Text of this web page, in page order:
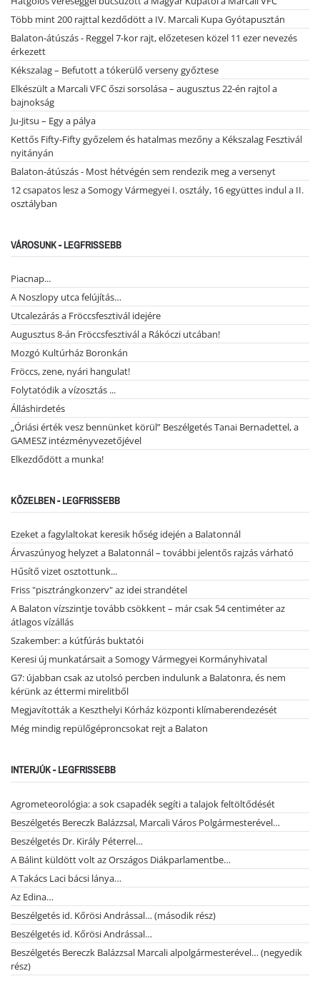
Több mint 200 rajttal kezdődött a IV. Marcali Kupa Gyótapusztán
Balaton-átúszás - Reggel 7-kor rajt, előzetesen közel 11 ezer nevezés
érkezett
Kékszalag – Befutott a tókerülő verseny győztese
Elkészült a Marcali VFC őszi sorsolása – augusztus 22-én rajtol a
bajnokság
Ju-Jitsu – Egy a pálya
Kettős Fifty-Fifty győzelem és hatalmas mezőny a Kékszalag Fesztivál
nyitányán
Balaton-átúszás - Most hétvégén sem rendezik meg a versenyt
12 csapatos lesz a Somogy Vármegyei I. osztály, 16 együttes indul a II.
osztályban
VÁROSUNK - LEGFRISSEBB
Piacnap...
A Noszlopy utca felújítás…
Utcalezárás a Fröccsfesztivál idejére
Augusztus 8-án Fröccsfesztivál a Rákóczi utcában!
Mozgó Kultúrház Boronkán
Fröccs, zene, nyári hangulat!
Folytatódik a vízosztás ...
Álláshirdetés
„Óriási érték vesz bennünket körül” Beszélgetés Tanai Bernadettel, a
GAMESZ intézményvezetőjével
Elkezdődött a munka!
KÖZELBEN - LEGFRISSEBB
Ezeket a fagylaltokat keresik hőség idején a Balatonnál
Árvaszúnyog helyzet a Balatonnál – további jelentős rajzás várható
Hűsítő vizet osztottunk...
Friss "pisztrángkonzerv" az idei strandétel
A Balaton vízszintje tovább csökkent – már csak 54 centiméter az
átlagos vízállás
Szakember: a kútfúrás buktatói
Keresi új munkatársait a Somogy Vármegyei Kormányhivatal
G7: újabban csak az utolsó percben indulunk a Balatonra, és nem
kérünk az éttermi mirelitből
Megjavították a Keszthelyi Kórház központi klímaberendezését
Még mindig repülőgéproncsokat rejt a Balaton
INTERJÚK - LEGFRISSEBB
Agrometeorológia: a sok csapadék segíti a talajok feltöltődését
Beszélgetés Bereczk Balázzsal, Marcali Város Polgármesterével…
Beszélgetés Dr. Király Péterrel…
A Bálint küldött volt az Országos Diákparlamentbe…
A Takács Laci bácsi lánya…
Az Edina…
Beszélgetés id. Kőrösi Andrással… (második rész)
Beszélgetés id. Kőrösi Andrással…
Beszélgetés Bereczk Balázzsal Marcali alpolgármesterével… (negyedik
rész)